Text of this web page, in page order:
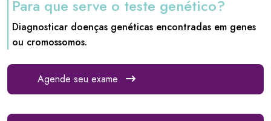
Para que serve o teste genético?
Diagnosticar doenças genéticas encontradas em genes
ou cromossomos.
Agende seu exame